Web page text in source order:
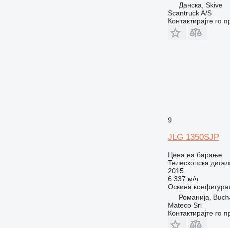
Данска, Skive
Scantruck A/S
Контактирајте го
9
JLG 1350SJP
Цена на барање
Телескопска
2015
6.337 м/ч
Оскина
Романија,
Mateco Srl
Контактирајте го